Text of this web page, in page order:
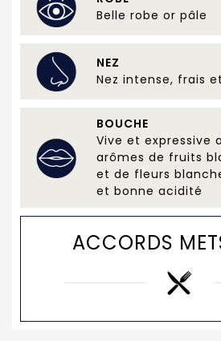
Belle robe or pâle
NEZ
Nez intense, frais
BOUCHE
Vive et expressive
arômes de fruits
et de fleurs
et bonne acidité
ACCORDS